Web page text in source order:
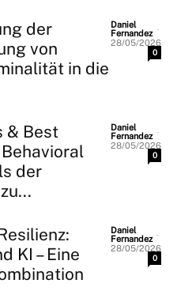
der
von
in die
Daniel
Fernandez -
28/05/2026
0
& Best
der
Daniel
Fernandez -
28/05/2026
0
KI – Eine
Daniel
Fernandez -
28/05/2026
0